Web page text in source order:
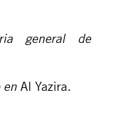
general de
en Al Yazira.